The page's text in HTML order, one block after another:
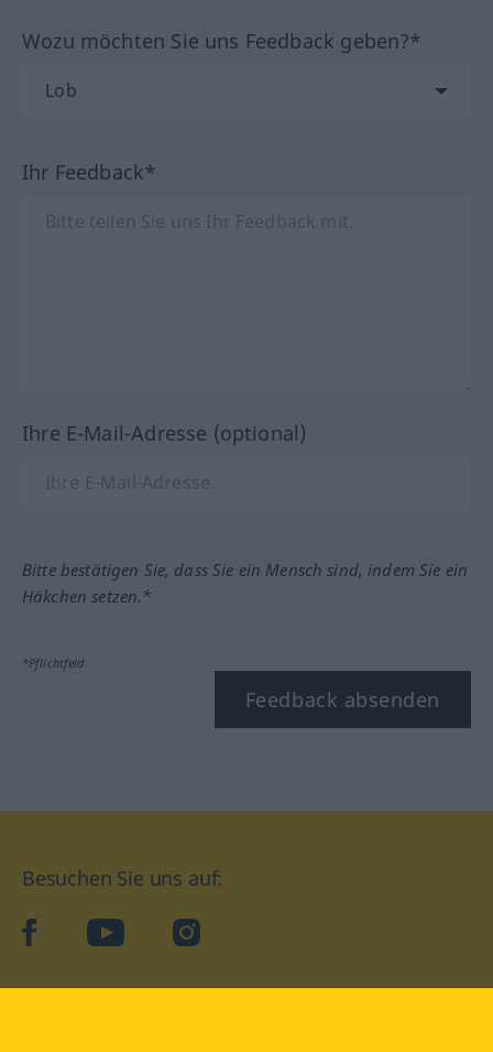
Wozu möchten Sie uns Feedback geben?*
Ihr Feedback*
Ihre E-Mail-Adresse (optional)
Bitte bestätigen Sie, dass Sie ein Mensch sind, indem Sie ein
Häkchen setzen.*
*Pflichtfeld
Feedback absenden
Besuchen Sie uns auf:
facebookYouTube Instagram